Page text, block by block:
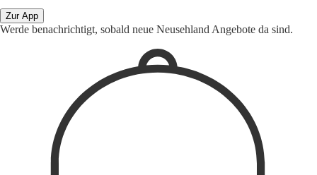
Zur App
Werde benachrichtigt, sobald neue Neusehland Angebote da sind.